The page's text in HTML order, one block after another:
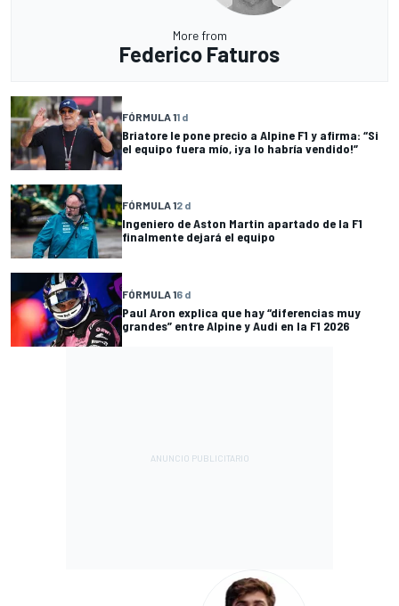
More from
Federico Faturos
FÓRMULA 11 d
Briatore le pone precio a Alpine F1 y afirma: “Si
el equipo fuera mío, ¡ya lo habría vendido!”
FÓRMULA 12 d
Ingeniero de Aston Martin apartado de la F1
finalmente dejará el equipo
FÓRMULA 16 d
Paul Aron explica que hay “diferencias muy
grandes” entre Alpine y Audi en la F1 2026